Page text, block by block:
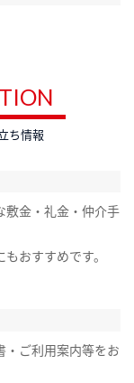
ち情報
敷金・礼金・仲介手
おすすめです。
・ご利用案内等をお